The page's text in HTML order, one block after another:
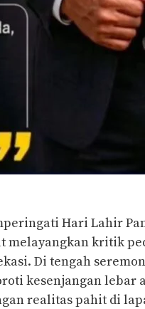
Hari Lahir
melayangkan kritik
Di tengah
kesenjangan lebar
realitas pahit di